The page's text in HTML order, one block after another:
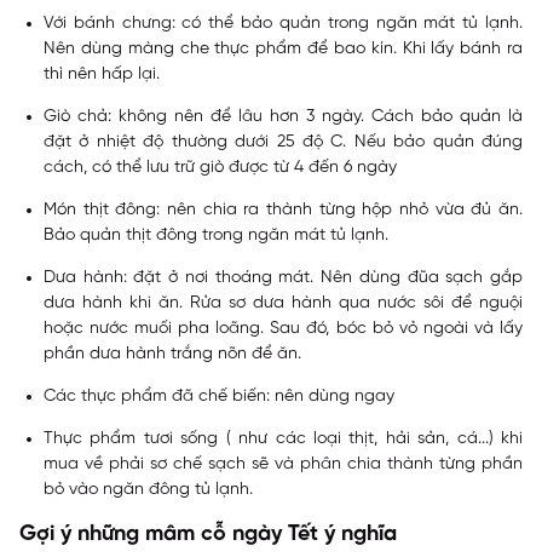
Với bánh chưng: có thể bảo quản trong ngăn mát tủ lạnh.
Nên dùng màng che thực phẩm để bao kín. Khi lấy bánh ra
thì nên hấp lại.
Giò chả: không nên để lâu hơn 3 ngày. Cách bảo quản là
đặt ở nhiệt độ thường dưới 25 độ C. Nếu bảo quản đúng
cách, có thể lưu trữ giò được từ 4 đến 6 ngày
Món thịt đông: nên chia ra thành từng hộp nhỏ vừa đủ ăn.
Bảo quản thịt đông trong ngăn mát tủ lạnh.
Dưa hành: đặt ở nơi thoáng mát. Nên dùng đũa sạch gắp
dưa hành khi ăn. Rửa sơ dưa hành qua nước sôi để nguội
hoặc nước muối pha loãng. Sau đó, bóc bỏ vỏ ngoài và lấy
phần dưa hành trắng nõn để ăn.
Các thực phẩm đã chế biến: nên dùng ngay
Thực phẩm tươi sống ( như các loại thịt, hải sản, cá...) khi
mua về phải sơ chế sạch sẽ và phân chia thành từng phần
bỏ vào ngăn đông tủ lạnh.
Gợi ý những mâm cỗ ngày Tết ý nghĩa